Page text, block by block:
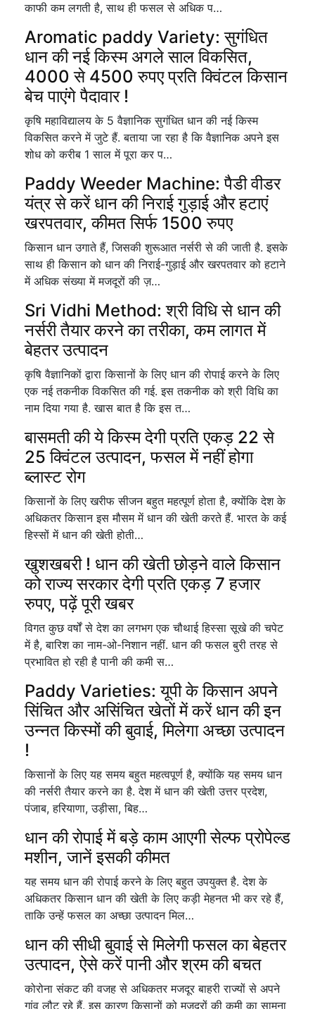
काफी कम लगती है, साथ ही फसल से अधिक प…
Aromatic paddy Variety: सुगंधित
धान की नई किस्म अगले साल विकसित,
4000 से 4500 रुपए प्रति क्विंटल किसान
बेच पाएंगे पैदावार !
कृषि महाविद्यालय के 5 वैज्ञानिक सुगंधित धान की नई किस्म
विकसित करने में जुटे हैं. बताया जा रहा है कि वैज्ञानिक अपने इस
शोध को करीब 1 साल में पूरा कर प…
Paddy Weeder Machine: पैडी वीडर
यंत्र से करें धान की निराई गुड़ाई और हटाएं
खरपतवार, कीमत सिर्फ 1500 रुपए
किसान धान उगाते हैं, जिसकी शुरूआत नर्सरी से की जाती है. इसके
साथ ही किसान को धान की निराई-गुड़ाई और खरपतवार को हटाने
में अधिक संख्या में मजदूरों की ज़…
Sri Vidhi Method: श्री विधि से धान की
नर्सरी तैयार करने का तरीका, कम लागत में
बेहतर उत्पादन
कृषि वैज्ञानिकों द्वारा किसानों के लिए धान की रोपाई करने के लिए
एक नई तकनीक विकसित की गई. इस तकनीक को श्री विधि का
नाम दिया गया है. खास बात है कि इस त…
बासमती की ये किस्म देगी प्रति एकड़ 22 से
25 क्विंटल उत्पादन, फसल में नहीं होगा
ब्लास्ट रोग
किसानों के लिए खरीफ सीजन बहुत महत्पूर्ण होता है, क्योंकि देश के
अधिकतर किसान इस मौसम में धान की खेती करते हैं. भारत के कई
हिस्सों में धान की खेती होती…
खुशखबरी ! धान की खेती छोड़ने वाले किसान
को राज्य सरकार देगी प्रति एकड़ 7 हजार
रुपए, पढ़ें पूरी खबर
विगत कुछ वर्षों से देश का लगभग एक चौथाई हिस्सा सूखे की चपेट
में है, बारिश का नाम-ओ-निशान नहीं. धान की फसल बुरी तरह से
प्रभावित हो रही है पानी की कमी स…
Paddy Varieties: यूपी के किसान अपने
सिंचित और असिंचित खेतों में करें धान की इन
उन्नत किस्मों की बुवाई, मिलेगा अच्छा उत्पादन
!
किसानों के लिए यह समय बहुत महत्वपूर्ण है, क्योंकि यह समय धान
की नर्सरी तैयार करने का है. देश में धान की खेती उत्तर प्रदेश,
पंजाब, हरियाणा, उड़ीसा, बिह…
धान की रोपाई में बड़े काम आएगी सेल्फ प्रोपेल्ड
मशीन, जानें इसकी कीमत
यह समय धान की रोपाई करने के लिए बहुत उपयुक्त है. देश के
अधिकतर किसान धान की खेती के लिए कड़ी मेहनत भी कर रहे हैं,
ताकि उन्हें फसल का अच्छा उत्पादन मिल…
धान की सीधी बुवाई से मिलेगी फसल का बेहतर
उत्पादन, ऐसे करें पानी और श्रम की बचत
कोरोना संकट की वजह से अधिकतर मजदूर बाहरी राज्यों से अपने
गांव लौट रहे हैं. इस कारण किसानों को मजदूरों की कमी का सामना